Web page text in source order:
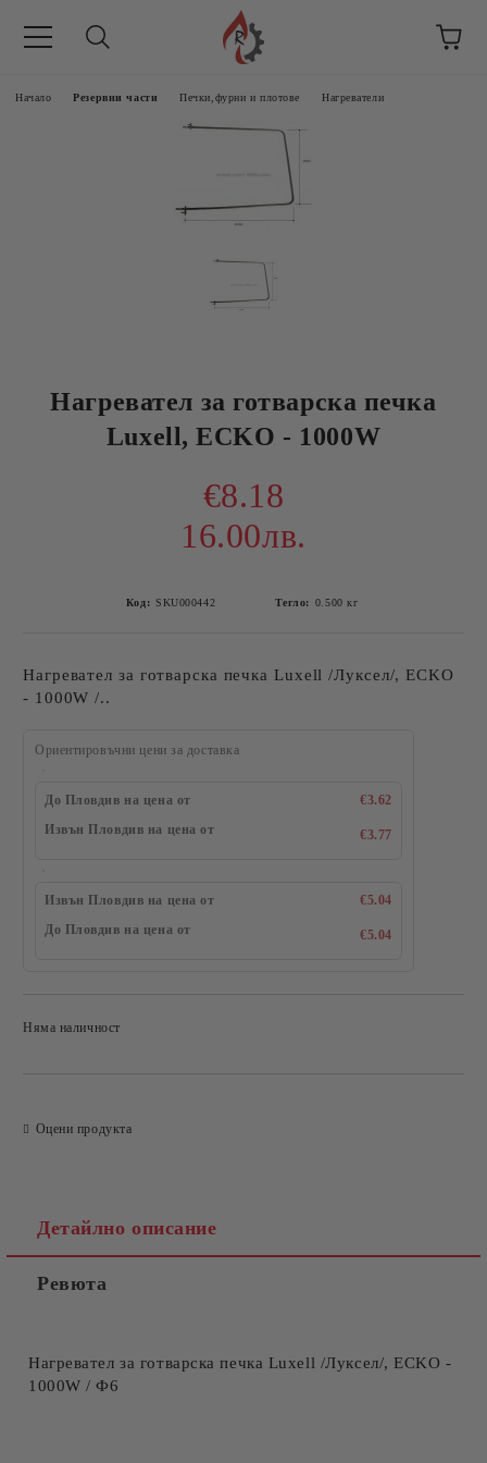
Начало Резервни части Печки,фурни и плотове Нагреватели
Нагревател за готварска печка
Luxell, ECKO - 1000W
€8.18
16.00лв.
Код: SKU000442 Тегло: 0.500 кг
Нагревател за готварска печка Luxell /Луксел/, ECKO
- 1000W /..
Ориентировъчни цени за доставка
До Пловдив на цена от
€3.62
Извън Пловдив на цена от
€3.77
Извън Пловдив на цена от
€5.04
До Пловдив на цена от
€5.04
Няма наличност
Оцени продукта
Детайлно описание
Ревюта
Нагревател за готварска печка Luxell /Луксел/, ECKO -
1000W / Ф6